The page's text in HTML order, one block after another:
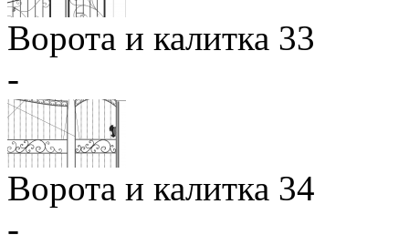
Ворота и калитка 33
-
Ворота и калитка 34
-